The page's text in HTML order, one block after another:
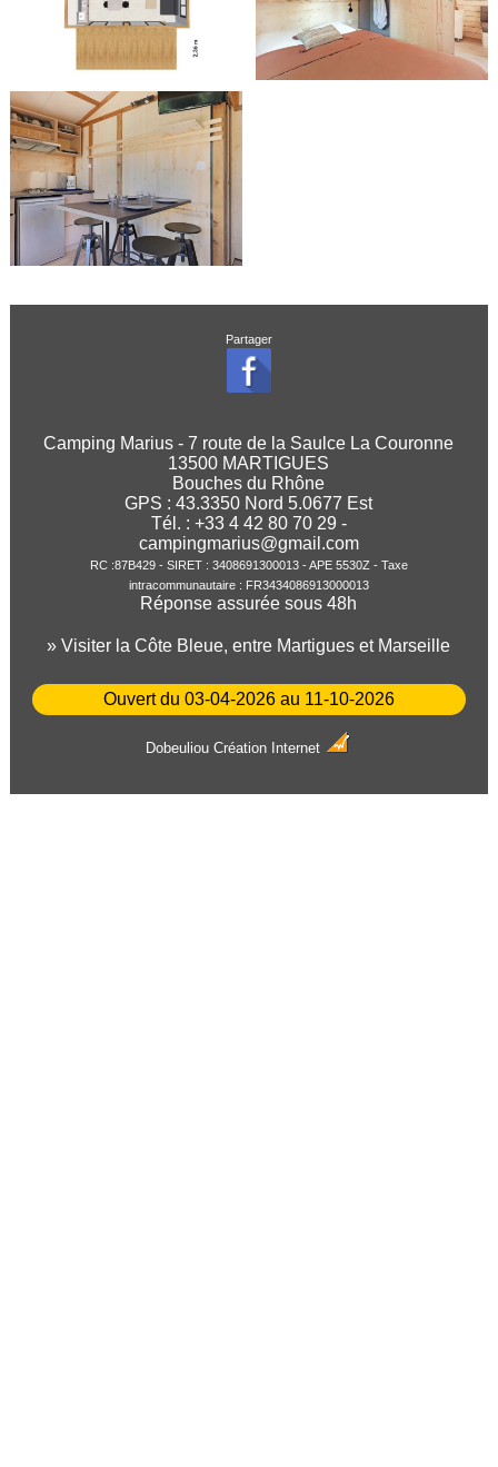
Partager
Camping Marius - 7 route de la Saulce La Couronne
13500 MARTIGUES
Bouches du Rhône
GPS :43.3350 Nord 5.0677 Est
Tél. : +33 4 42 80 70 29 -
campingmarius@gmail.com
RC :87B429 - SIRET : 3408691300013 - APE 5530Z - Taxe
intracommunautaire : FR3434086913000013
Réponse assurée sous 48h
» Visiter la Côte Bleue, entre Martigues et Marseille
Ouvert du 03-04-2026 au 11-10-2026
Dobeuliou Création Internet